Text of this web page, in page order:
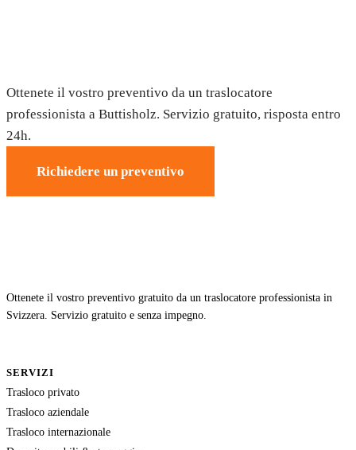
Ottenete il vostro preventivo da un traslocatore
professionista a Buttisholz. Servizio gratuito, risposta entro
24h.
Richiedere un preventivo
Ottenete il vostro preventivo gratuito da un traslocatore professionista in
Svizzera. Servizio gratuito e senza impegno.
SERVIZI
Trasloco privato
Trasloco aziendale
Trasloco internazionale